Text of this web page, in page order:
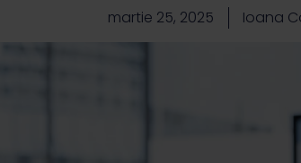
martie 25, 2025 Ioana